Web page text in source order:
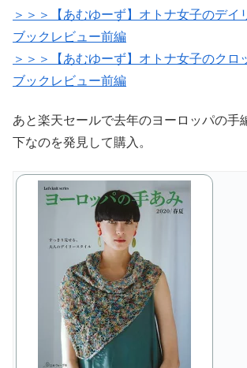
＞＞＞【あむゆーず】オトナ女子のデ
ブックレビュー前編
＞＞＞【あむゆーず】オトナ女子のク
ブックレビュー前編
あと楽天セールで去年のヨーロッパの手
下なのを発見して購入。